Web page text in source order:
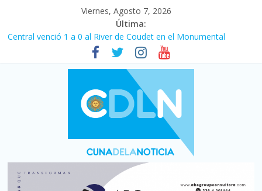
Viernes, Agosto 7, 2026
Última:
Central venció 1 a 0 al River de Coudet en el Monumental
La morosidad alcanzó su nivel más alto en dos décadas y ya
afecta a 400 mil deudores en Santa Fe
Desde que asumió Milei cerraron 41.000 kioscos: el sector
denuncia crisis como en 2001
Vacaciones de invierno con más movimiento y consumo
turístico: 4,6 millones de personas viajaron por el país, un 5,9%
Fuerte caída de la venta de autos usados en julio: bajó un 12,6%